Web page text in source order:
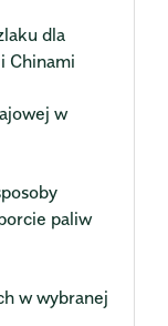
dla
Chinami
w
paliw
w wybranej